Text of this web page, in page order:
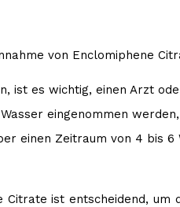
von Enclomiphene
ist es wichtig, einen Arzt
eingenommen
einen Zeitraum von 4 bis 6
Citrate ist entscheidend,